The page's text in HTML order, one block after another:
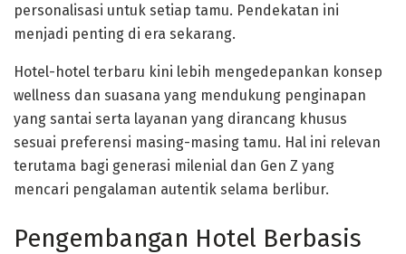
personalisasi untuk setiap tamu. Pendekatan ini
menjadi penting di era sekarang.
Hotel-hotel terbaru kini lebih mengedepankan konsep
wellness dan suasana yang mendukung penginapan
yang santai serta layanan yang dirancang khusus
sesuai preferensi masing-masing tamu. Hal ini relevan
terutama bagi generasi milenial dan Gen Z yang
mencari pengalaman autentik selama berlibur.
Pengembangan Hotel Berbasis